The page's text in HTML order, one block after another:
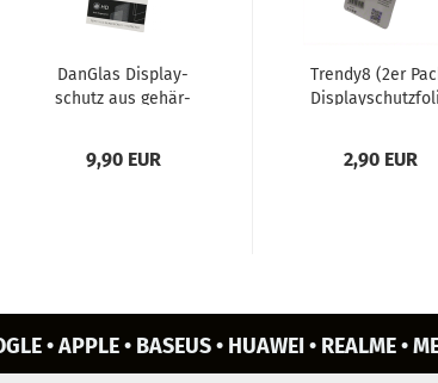
Dan­G­las Dis­play­
schutz aus ge­här­
9,90 EUR
Trendy8 (2er
2,90 EUR
• APPLE • BASEUS • HUAWEI • REALME •